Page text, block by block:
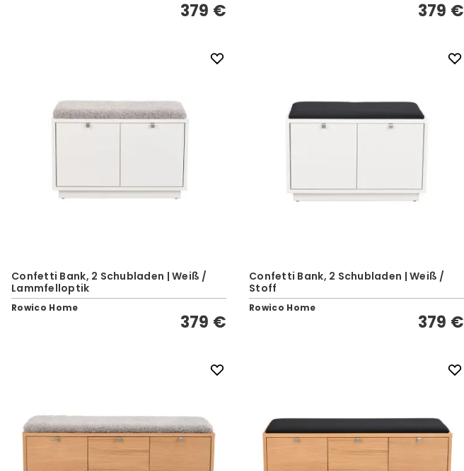
379 € 379 €
Confetti Bank, 2 Schubladen | Weiß /
Lammfelloptik
Rowico Home
379 €
Confetti Bank, 2 Schubladen | Weiß /
Stoff
Rowico Home
379 €